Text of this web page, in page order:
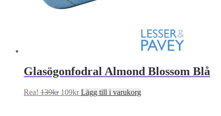
Glasögonfodral Almond Blossom Blå
Rea! 139kr Det
109krDet
Lägg till i varukorg